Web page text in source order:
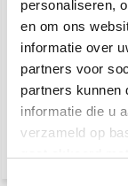
personaliseren,
en om ons
informatie over
partners voor
partners kunnen
informatie die u
verzameld op
Boucher Guitar
Dark Brown
Gitaarband